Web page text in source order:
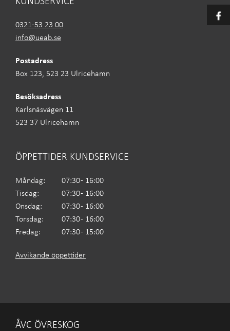
0321-53 23 00
info@ueab.se
Postadress
Box 123, 523 23 Ulricehamn
Besöksadress
Karlsnäsvägen 11
523 37 Ulricehamn
ÖPPETTIDER KUNDSERVICE
Måndag:
07:30 - 16:00
Tisdag:
07:30 - 16:00
Onsdag:
07:30 - 16:00
Torsdag:
07:30 - 16:00
Fredag:
07:30 - 15:00
Avvikande öppettider
ÅVC ÖVRESKOG